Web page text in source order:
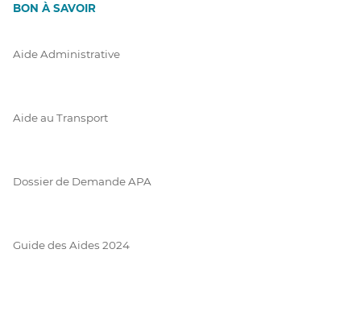
BON À SAVOIR
Aide Administrative
Aide au Transport
Dossier de Demande APA
Guide des Aides 2024